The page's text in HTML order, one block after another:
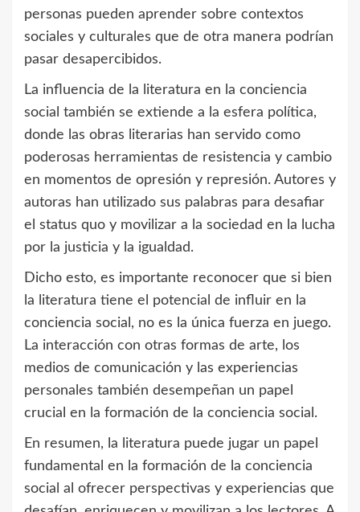
personas pueden aprender sobre contextos
sociales y culturales que de otra manera podrían
pasar desapercibidos.
La influencia de la literatura en la conciencia
social también se extiende a la esfera política,
donde las obras literarias han servido como
poderosas herramientas de resistencia y cambio
en momentos de opresión y represión. Autores y
autoras han utilizado sus palabras para desafiar
el status quo y movilizar a la sociedad en la lucha
por la justicia y la igualdad.
Dicho esto, es importante reconocer que si bien
la literatura tiene el potencial de influir en la
conciencia social, no es la única fuerza en juego.
La interacción con otras formas de arte, los
medios de comunicación y las experiencias
personales también desempeñan un papel
crucial en la formación de la conciencia social.
En resumen, la literatura puede jugar un papel
fundamental en la formación de la conciencia
social al ofrecer perspectivas y experiencias que